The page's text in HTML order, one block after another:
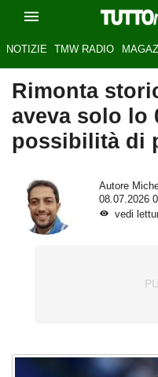
NOTIZIE TMW RADIO
Rimonta
aveva solo lo
possibilità di
Autore
08.07.2026
vedi